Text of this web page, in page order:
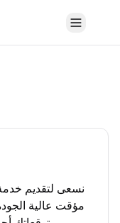
مؤقت عالية